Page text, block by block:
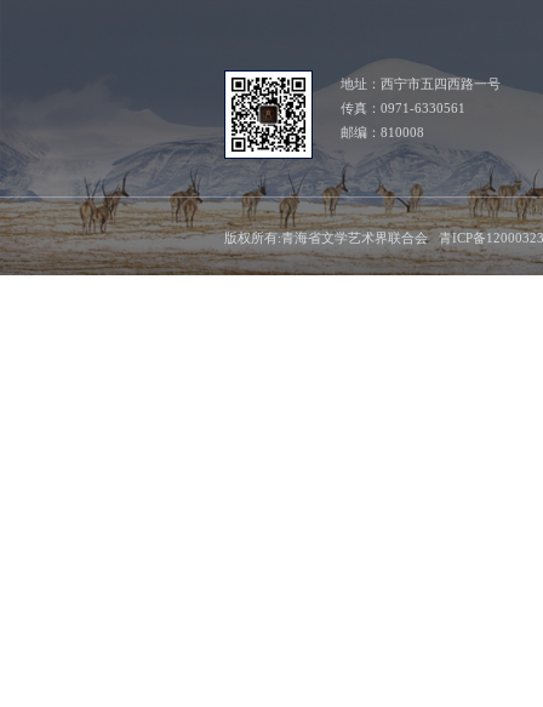
地址：西宁市五四西路一号
传真：0971-6330561
邮编：810008
版权所有:青海省文学艺术界联合会 青ICP备